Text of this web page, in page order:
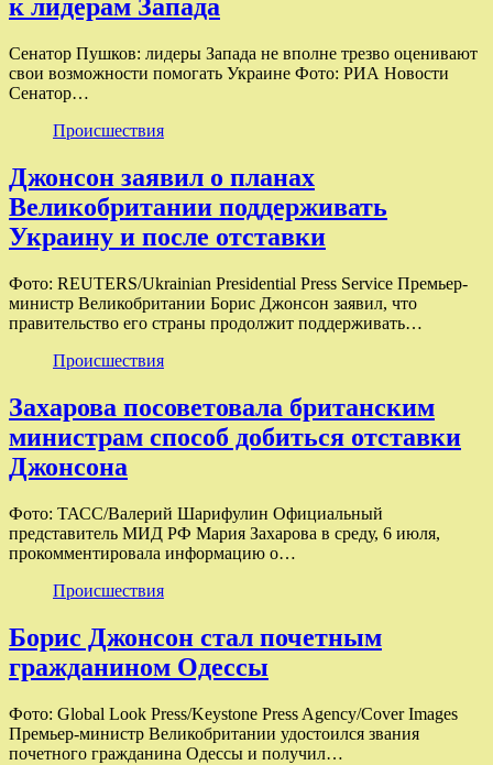
к лидерам Запада
Сенатор Пушков: лидеры Запада не вполне трезво оценивают
свои возможности помогать Украине Фото: РИА Новости
Сенатор…
Происшествия
Джонсон заявил о планах
Великобритании поддерживать
Украину и после отставки
Фото: REUTERS/Ukrainian Presidential Press Service Премьер-
министр Великобритании Борис Джонсон заявил, что
правительство его страны продолжит поддерживать…
Происшествия
Захарова посоветовала британским
министрам способ добиться отставки
Джонсона
Фото: ТАСС/Валерий Шарифулин Официальный
представитель МИД РФ Мария Захарова в среду, 6 июля,
прокомментировала информацию о…
Происшествия
Борис Джонсон стал почетным
гражданином Одессы
Фото: Global Look Press/Keystone Press Agency/Cover Images
Премьер-министр Великобритании удостоился звания
почетного гражданина Одессы и получил…